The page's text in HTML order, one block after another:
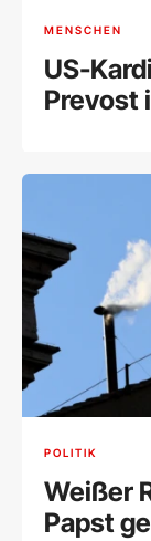
MENSCHEN
US-
Prevost
POLITIK
Weißer
Papst